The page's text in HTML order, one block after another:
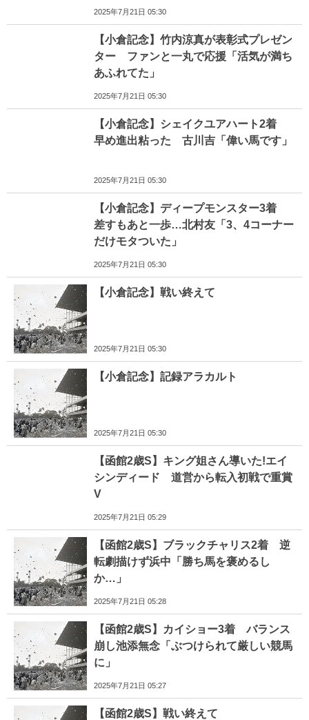
2025年7月21日 05:30
【小倉記念】竹内涼真が表彰式プレゼン
ター ファンと一丸で応援「活気が満ち
あふれてた」
2025年7月21日 05:30
【小倉記念】シェイクユアハート2着
早め進出粘った 古川吉「偉い馬です」
2025年7月21日 05:30
【小倉記念】ディープモンスター3着
差すもあと一歩…北村友「3、4コーナー
だけモタついた」
2025年7月21日 05:30
【小倉記念】戦い終えて
2025年7月21日 05:30
【小倉記念】記録アラカルト
2025年7月21日 05:30
【函館2歳S】キング姐さん導いた!エイ
シンディード 道営から転入初戦で重賞
V
2025年7月21日 05:29
【函館2歳S】ブラックチャリス2着 逆
転劇描けず浜中「勝ち馬を褒めるし
か…」
2025年7月21日 05:28
【函館2歳S】カイショー3着 バランス
崩し池添無念「ぶつけられて厳しい競馬
に」
2025年7月21日 05:27
【函館2歳S】戦い終えて